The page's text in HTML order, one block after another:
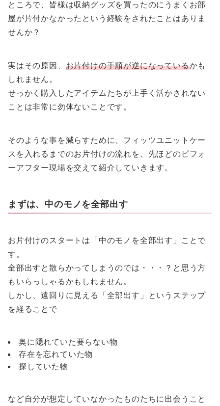
ところで、皆様は収納グッズを買ったのにうまくお部
屋が片付かなかったという経験をされたことはありま
せんか？
実はその原因、 お片付けの手順が逆になっているかも
しれません。
せっかく購入したアイテムたちが上手く活かされない
ことは非常に勿体ないことです。
そのような事を減らすために、フィッツユニットケー
スを入れるまでのお片付けの流れを、先ほどのビフォ
ーアフター現場を交えて紹介していきます。
まずは、中のモノを全部出す
お片付けのスタートは「中のモノを全部出す」ことで
す。
全部出すと散らかってしまうのでは・・・？と思う方
もいらっしゃるかもしれません。
しかし、遠回りに見える「全部出す」というステップ
を経ることで
奥に隠れていた要らない物
存在を忘れていた物
探していた物
など自分が想定していなかったものたちに出会うこと